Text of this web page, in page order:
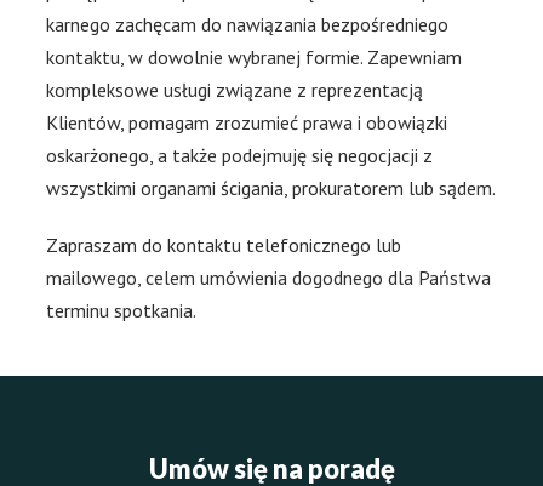
karnego zachęcam do nawiązania bezpośredniego
kontaktu, w dowolnie wybranej formie. Zapewniam
kompleksowe usługi związane z reprezentacją
Klientów, pomagam zrozumieć prawa i obowiązki
oskarżonego, a także podejmuję się negocjacji z
wszystkimi organami ścigania, prokuratorem lub sądem.
Zapraszam do kontaktu telefonicznego lub
mailowego, celem umówienia dogodnego dla Państwa
terminu spotkania.
Umów się na poradę